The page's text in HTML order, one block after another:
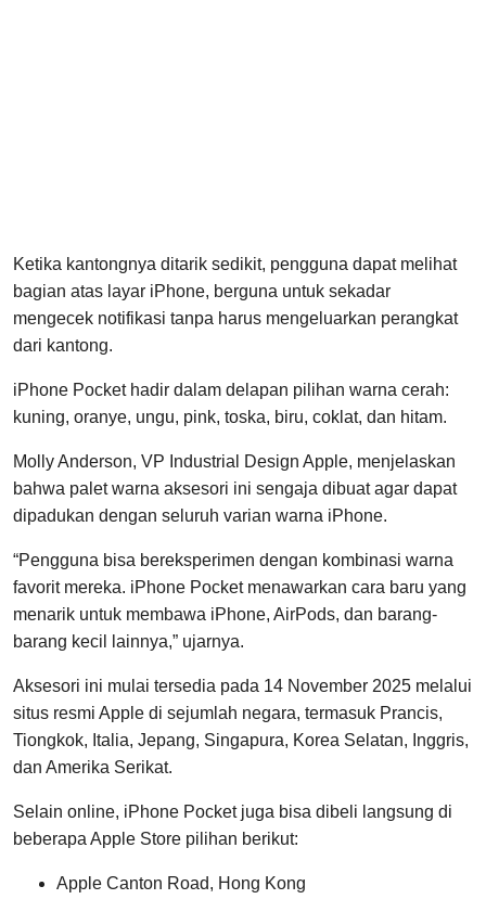
Ketika kantongnya ditarik sedikit, pengguna dapat melihat
bagian atas layar iPhone, berguna untuk sekadar
mengecek notifikasi tanpa harus mengeluarkan perangkat
dari kantong.
iPhone Pocket hadir dalam delapan pilihan warna cerah:
kuning, oranye, ungu, pink, toska, biru, coklat, dan hitam.
Molly Anderson, VP Industrial Design Apple, menjelaskan
bahwa palet warna aksesori ini sengaja dibuat agar dapat
dipadukan dengan seluruh varian warna iPhone.
“Pengguna bisa bereksperimen dengan kombinasi warna
favorit mereka. iPhone Pocket menawarkan cara baru yang
menarik untuk membawa iPhone, AirPods, dan barang-
barang kecil lainnya,” ujarnya.
Aksesori ini mulai tersedia pada 14 November 2025 melalui
situs resmi Apple di sejumlah negara, termasuk Prancis,
Tiongkok, Italia, Jepang, Singapura, Korea Selatan, Inggris,
dan Amerika Serikat.
Selain online, iPhone Pocket juga bisa dibeli langsung di
beberapa Apple Store pilihan berikut:
Apple Canton Road, Hong Kong